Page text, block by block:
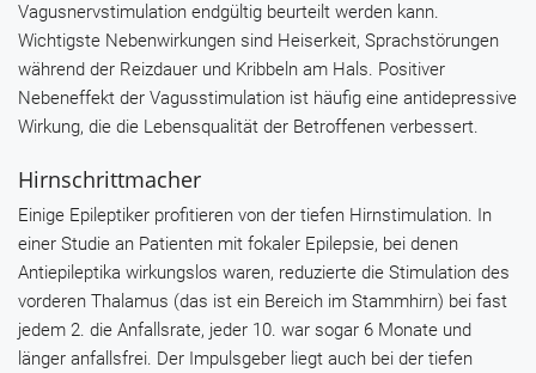
Vagusnervstimulation endgültig beurteilt werden kann.
Wichtigste Nebenwirkungen sind Heiserkeit, Sprachstörungen
während der Reizdauer und Kribbeln am Hals. Positiver
Nebeneffekt der Vagusstimulation ist häufig eine antidepressive
Wirkung, die die Lebensqualität der Betroffenen verbessert.
Hirnschrittmacher
Einige Epileptiker profitieren von der tiefen Hirnstimulation. In
einer Studie an Patienten mit fokaler Epilepsie, bei denen
Antiepileptika wirkungslos waren, reduzierte die Stimulation des
vorderen Thalamus (das ist ein Bereich im Stammhirn) bei fast
jedem 2. die Anfallsrate, jeder 10. war sogar 6 Monate und
länger anfallsfrei. Der Impulsgeber liegt auch bei der tiefen